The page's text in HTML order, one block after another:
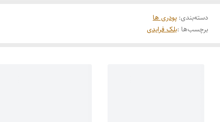
دسته‌بندی: پودری ها
برچسب‌ها :بلک فرایدی